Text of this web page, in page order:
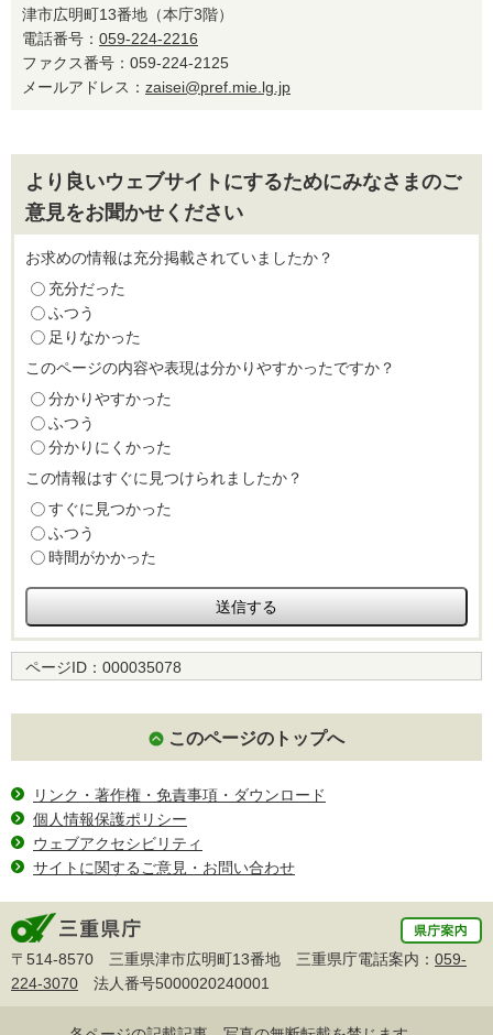
津市広明町13番地（本庁3階）
電話番号： 059-224-2216
ファクス番号：059-224-2125
メールアドレス： zaisei@pref.mie.lg.jp
より良いウェブサイトにするためにみなさまのご
意見をお聞かせください
お求めの情報は充分掲載されていましたか？
充分だった
ふつう
足りなかった
このページの内容や表現は分かりやすかったですか？
分かりやすかった
ふつう
分かりにくかった
この情報はすぐに見つけられましたか？
すぐに見つかった
ふつう
時間がかかった
ページID： 000035078
このページのトップへ
リンク・著作権・免責事項・ダウンロード
個人情報保護ポリシー
ウェブアクセシビリティ
サイトに関するご意見・お問い合わせ
〒514-8570 三重県津市広明町13番地 三重県庁電話案内： 059-
224-3070 法人番号5000020240001